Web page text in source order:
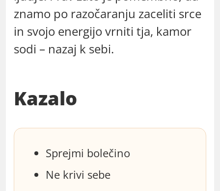
znamo po razočaranju zaceliti srce
in svojo energijo vrniti tja, kamor
sodi – nazaj k sebi.
Kazalo
Sprejmi bolečino
Ne krivi sebe